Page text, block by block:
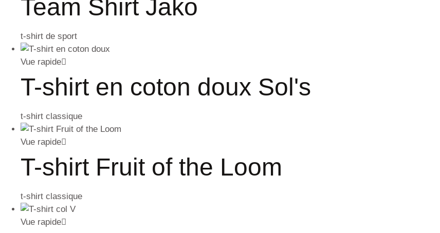
Team Shirt Jako
t-shirt de sport
Vue rapide
T-shirt en coton doux Sol's
t-shirt classique
Vue rapide
T-shirt Fruit of the Loom
t-shirt classique
Vue rapide